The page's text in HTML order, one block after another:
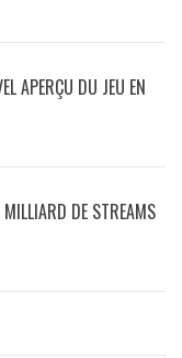
APERÇU DU JEU EN
DE STREAMS